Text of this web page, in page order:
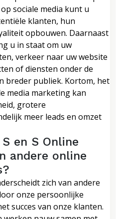
sociale media kunt u
klanten, hun
opbouwen. Daarnaast
u in staat om uw
verkeer naar uw website
of diensten onder de
breder publiek. Kortom, het
media marketing kan
grotere
meer leads en omzet
en S Online
andere online
zich van andere
onze persoonlijke
succes van onze klanten.